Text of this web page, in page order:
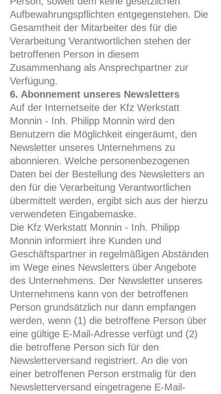
Aufbewahrungspflichten entgegenstehen. Die
Gesamtheit der Mitarbeiter des für die
Verarbeitung Verantwortlichen stehen der
betroffenen Person in diesem
Zusammenhang als Ansprechpartner zur
Verfügung.
6. Abonnement unseres Newsletters
Auf der Internetseite der Kfz Werkstatt
Monnin - Inh. Philipp Monnin wird den
Benutzern die Möglichkeit eingeräumt, den
Newsletter unseres Unternehmens zu
abonnieren. Welche personenbezogenen
Daten bei der Bestellung des Newsletters an
den für die Verarbeitung Verantwortlichen
übermittelt werden, ergibt sich aus der hierzu
verwendeten Eingabemaske.
Die Kfz Werkstatt Monnin - Inh. Philipp
Monnin informiert ihre Kunden und
Geschäftspartner in regelmäßigen Abständen
im Wege eines Newsletters über Angebote
des Unternehmens. Der Newsletter unseres
Unternehmens kann von der betroffenen
Person grundsätzlich nur dann empfangen
werden, wenn (1) die betroffene Person über
eine gültige E-Mail-Adresse verfügt und (2)
die betroffene Person sich für den
Newsletterversand registriert. An die von
einer betroffenen Person erstmalig für den
Newsletterversand eingetragene E-Mail-